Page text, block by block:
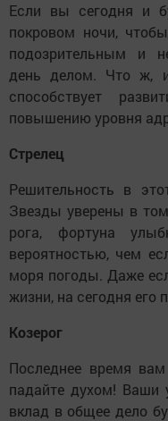
Если вы сегодня и
покровом ночи,
подозрительным и
день делом. Что ж,
способствует
повышению уровня
Стрелец
Решительность в
Звезды уверены в
рога, фортуна
вероятностью, чем
моря погоды. Даже
жизни, на сегодня его
Козерог
Последнее время
падайте духом! Ваши
вклад в общее дело